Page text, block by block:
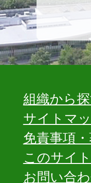
組織から
サイトマ
免責事項
このサイ
お問い合